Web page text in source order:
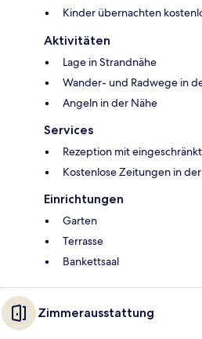
Kinder übernachten
Aktivitäten
Lage in Strandnähe
Wander- und Radwege in
Angeln in der Nähe
Services
Rezeption mit
Kostenlose Zeitungen in
Einrichtungen
Garten
Terrasse
Bankettsaal
Zimmerausstattung